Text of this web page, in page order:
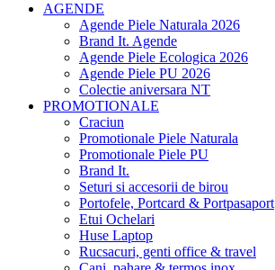
AGENDE
Agende Piele Naturala 2026
Brand It. Agende
Agende Piele Ecologica 2026
Agende Piele PU 2026
Colectie aniversara NT
PROMOTIONALE
Craciun
Promotionale Piele Naturala
Promotionale Piele PU
Brand It.
Seturi si accesorii de birou
Portofele, Portcard & Portpasaport
Etui Ochelari
Huse Laptop
Rucsacuri, genti office & travel